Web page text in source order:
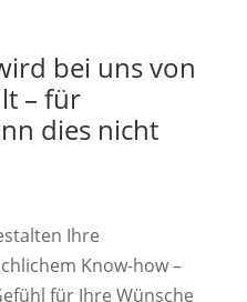
bei uns von
– für
dies nicht
Ihre
Know-how –
für Ihre Wünsche